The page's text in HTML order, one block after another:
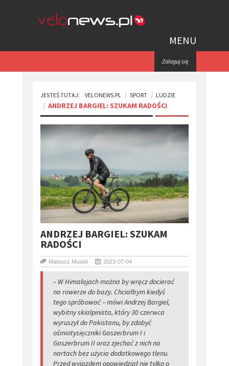
MENU
Zaloguj się
JESTEŚ TUTAJ: VELONEWS.PL SPORT LUDZIE
​ANDRZEJ BARGIEL: SZUKAM RADOŚCI
​ANDRZEJ BARGIEL: SZUKAM
RADOŚCI
Mateusz Musioł 2023-07-04
– W Himalajach można by wręcz docierać
na rowerze do bazy. Chciałbym kiedyś
tego spróbować – mówi Andrzej Bargiel,
wybitny skialpinista, który 30 czerwca
wyruszył do Pakistanu, by zdobyć
ośmiotysięczniki Gaszerbrum I i
Gaszerbrum II oraz zjechać z nich na
nartach bez użycia dodatkowego tlenu.
Przed wyjazdem opowiedział nie tylko o